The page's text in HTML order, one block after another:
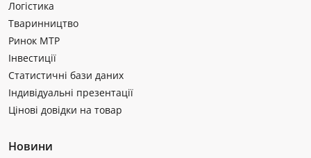
Логістика
Тваринництво
Ринок МТР
Інвестиції
Статистичні бази даних
Індивідуальні презентації
Цінові довідки на товар
Новини